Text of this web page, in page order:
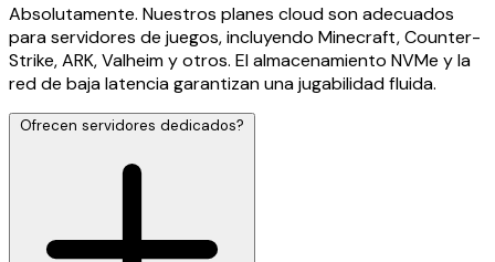
Absolutamente. Nuestros planes cloud son adecuados
para servidores de juegos, incluyendo Minecraft, Counter-
Strike, ARK, Valheim y otros. El almacenamiento NVMe y la
red de baja latencia garantizan una jugabilidad fluida.
Ofrecen servidores dedicados?